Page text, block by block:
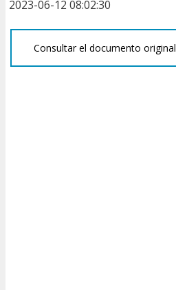
2023-06-12 08:02:30
Consultar el documento original